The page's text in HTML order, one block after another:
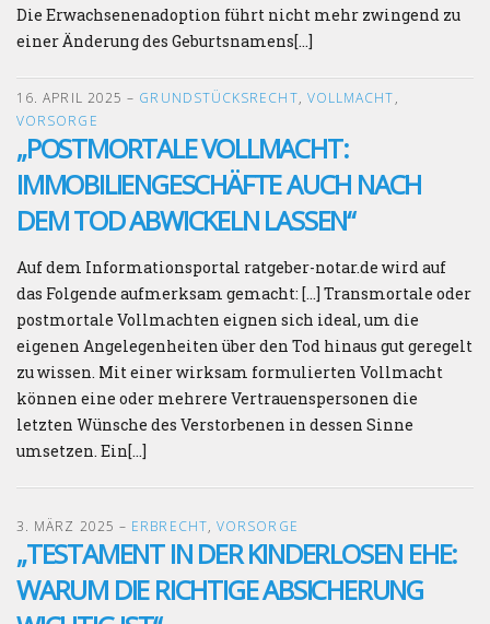
Die Erwachsenenadoption führt nicht mehr zwingend zu
einer Änderung des Geburtsnamens[…]
16. APRIL 2025 – GRUNDSTÜCKSRECHT, VOLLMACHT,
VORSORGE
„POSTMORTALE VOLLMACHT:
IMMOBILIENGESCHÄFTE AUCH NACH
DEM TOD ABWICKELN LASSEN“
Auf dem Informationsportal ratgeber-notar.de wird auf
das Folgende aufmerksam gemacht: […] Transmortale oder
postmortale Vollmachten eignen sich ideal, um die
eigenen Angelegenheiten über den Tod hinaus gut geregelt
zu wissen. Mit einer wirksam formulierten Vollmacht
können eine oder mehrere Vertrauenspersonen die
letzten Wünsche des Verstorbenen in dessen Sinne
umsetzen. Ein[…]
3. MÄRZ 2025 – ERBRECHT,VORSORGE
„TESTAMENT IN DER KINDERLOSEN EHE:
WARUM DIE RICHTIGE ABSICHERUNG